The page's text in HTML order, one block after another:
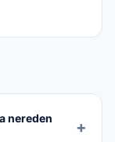
nereden